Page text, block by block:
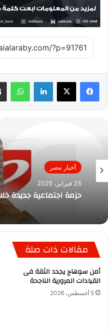
لينكدإن
أخبار مصر
25 فبراير، 2025
حزمة اجتماعية جديدة
مقالات ذات صلة
أمن سوهاج يجدد الثقة فى
القيادات المرورية الناجحة
5 أغسطس، 2026